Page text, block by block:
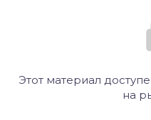
Этот материал
на